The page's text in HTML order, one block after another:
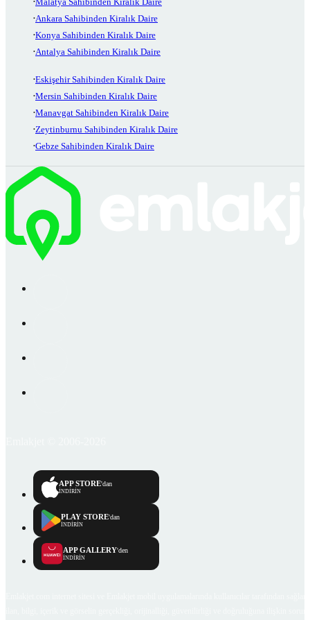
Ankara Sahibinden Kiralık Daire
Konya Sahibinden Kiralık Daire
Antalya Sahibinden Kiralık Daire
Eskişehir Sahibinden Kiralık Daire
Mersin Sahibinden Kiralık Daire
Manavgat Sahibinden Kiralık Daire
Zeytinburnu Sahibinden Kiralık Daire
Gebze Sahibinden Kiralık Daire
APP STORE'dan
İNDİRİN
PLAY STORE'dan
İNDİRİN
APP GALLERY'den
İNDİRİN